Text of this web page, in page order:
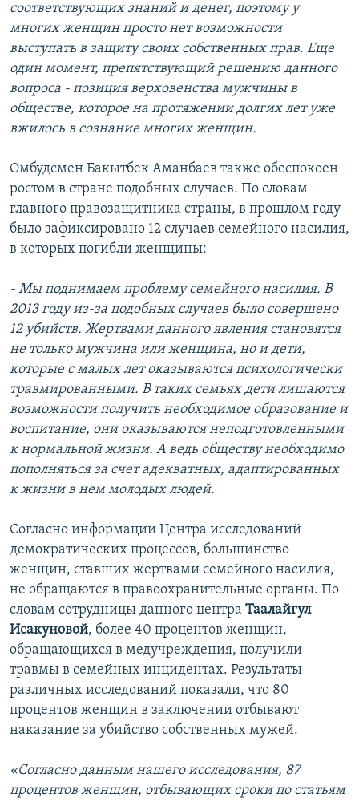
соответствующих знаний и денег, поэтому у
многих женщин просто нет возможности
выступать в защиту своих собственных прав. Еще
один момент, препятствующий решению данного
вопроса - позиция верховенства мужчины в
обществе, которое на протяжении долгих лет уже
вжилось в сознание многих женщин.
Омбудсмен Бакытбек Аманбаев также обеспокоен
ростом в стране подобных случаев. По словам
главного правозащитника страны, в прошлом году
было зафиксировано 12 случаев семейного насилия,
в которых погибли женщины:
- Мы поднимаем проблему семейного насилия. В
2013 году из-за подобных случаев было совершено
12 убийств. Жертвами данного явления становятся
не только мужчина или женщина, но и дети,
которые с малых лет оказываются психологически
травмированными. В таких семьях дети лишаются
возможности получить необходимое образование и
воспитание, они оказываются неподготовленными
к нормальной жизни. А ведь обществу необходимо
пополняться за счет адекватных, адаптированных
к жизни в нем молодых людей.
Согласно информации Центра исследований
демократических процессов, большинство
женщин, ставших жертвами семейного насилия,
не обращаются в правоохранительные органы. По
словам сотрудницы данного центра Таалайгул
Исакуновой, более 40 процентов женщин,
обращающихся в медучреждения, получили
травмы в семейных инцидентах. Результаты
различных исследований показали, что 80
процентов женщин в заключении отбывают
наказание за убийство собственных мужей.
«Согласно данным нашего исследования, 87
процентов женщин, отбывающих сроки по статьям